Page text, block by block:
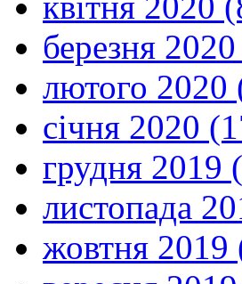
березня
лютого 2020
січня 2020
грудня 2019
листопада
жовтня 2019